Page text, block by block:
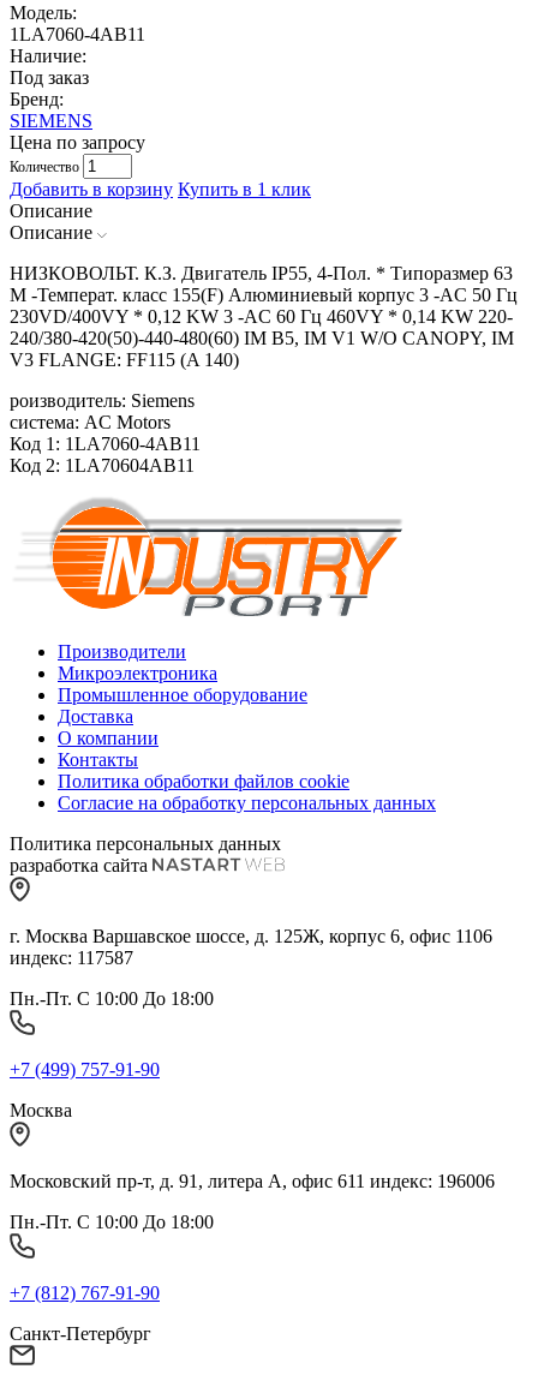
Модель:
1LA7060-4AB11
Наличие:
Под заказ
Бренд:
SIEMENS
Цена по запросу
Количество
Добавить в корзину Купить в 1 клик
Описание
Описание
НИЗКОВОЛЬТ. К.З. Двигатель IP55, 4-Пол. * Типоразмер 63
M -Температ. класс 155(F) Алюминиевый корпус 3 -AC 50 Гц
230VD/400VY * 0,12 KW 3 -AC 60 Гц 460VY * 0,14 KW 220-
240/380-420(50)-440-480(60) IM B5, IM V1 W/O CANOPY, IM
V3 FLANGE: FF115 (A 140)
роизводитель: Siemens
система: AC Motors
Код 1: 1LA7060-4AB11
Код 2: 1LA70604AB11
Производители
Микроэлектроника
Промышленное оборудование
Доставка
О компании
Контакты
Политика обработки файлов cookie
Согласие на обработку персональных данных
Политика персональных данных
разработка сайта
г. Москва Варшавское шоссе, д. 125Ж, корпус 6, офис 1106
индекс: 117587
Пн.-Пт. С 10:00 До 18:00
+7 (499) 757-91-90
Москва
Московский пр-т, д. 91, литера А, офис 611 индекс: 196006
Пн.-Пт. С 10:00 До 18:00
+7 (812) 767-91-90
Санкт-Петербург